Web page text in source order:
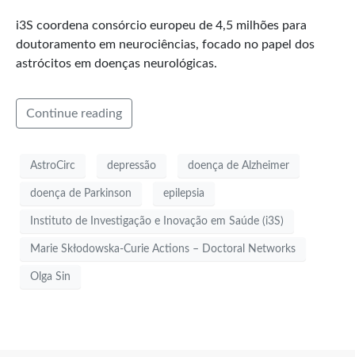
i3S coordena consórcio europeu de 4,5 milhões para
doutoramento em neurociências, focado no papel dos
astrócitos em doenças neurológicas.
Continue reading
AstroCirc depressão doença de Alzheimer
doença de Parkinson epilepsia
Instituto de Investigação e Inovação em Saúde (i3S)
Marie Skłodowska-Curie Actions – Doctoral Networks
Olga Sin